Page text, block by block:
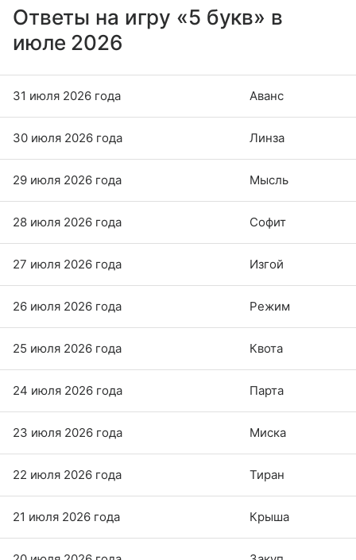
Ответы на игру «5 букв» в
июле 2026
31 июля 2026 года Аванс
30 июля 2026 года Линза
29 июля 2026 года Мысль
28 июля 2026 года Софит
27 июля 2026 года Изгой
26 июля 2026 года Режим
25 июля 2026 года Квота
24 июля 2026 года Парта
23 июля 2026 года Миска
22 июля 2026 года Тиран
21 июля 2026 года Крыша